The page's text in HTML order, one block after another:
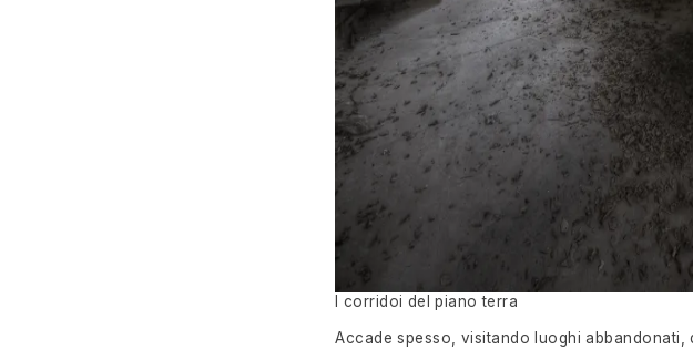
I corridoi del piano terra
Accade spesso, visitando luoghi